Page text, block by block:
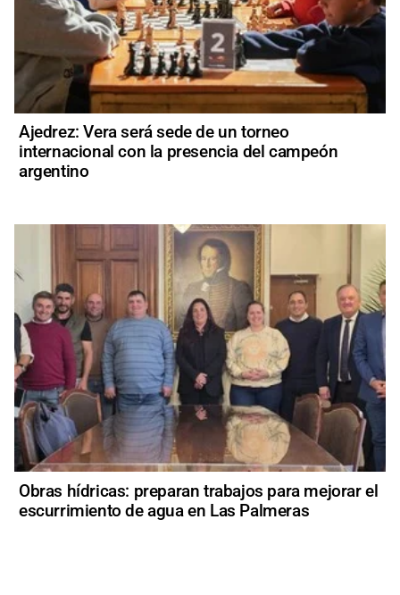
Ajedrez: Vera será sede de un torneo
internacional con la presencia del campeón
argentino
Obras hídricas: preparan trabajos para mejorar el
escurrimiento de agua en Las Palmeras